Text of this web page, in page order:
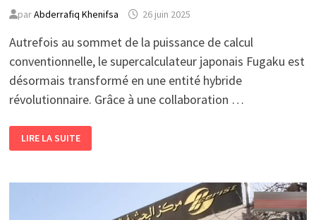
parAbderrafiq Khenifsa 26 juin 2025
Autrefois au sommet de la puissance de calcul
conventionnelle, le supercalculateur japonais Fugaku est
désormais transformé en une entité hybride
révolutionnaire. Grâce à une collaboration …
EN
COLLABORATION
AVEC
SYSTEM
LIRE LA SUITE